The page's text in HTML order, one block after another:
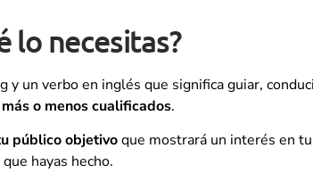
lo necesitas?
y un verbo en inglés que significa guiar,
o menos cualificados.
público objetivoque mostrará un interés en
hayas hecho.